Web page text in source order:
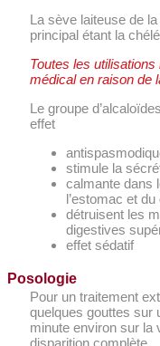
La sève laiteuse de
principal étant la
Toutes les
médical en raison de
Le groupe
effet
stimule la
calmante dans
l’estomac et
détruisent les
digestives
effet sédatif
Posologie
Pour un traitement
quelques gouttes sur
minute environ sur la